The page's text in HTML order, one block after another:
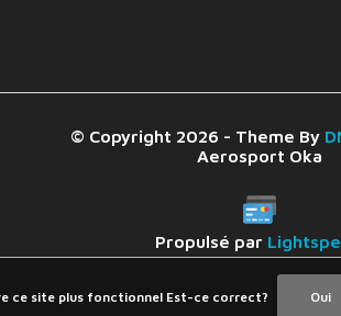
© Copyright 2026 - Theme By
Aerosport Oka
Propulsé par
ce site plus fonctionnel Est-ce correct? Oui